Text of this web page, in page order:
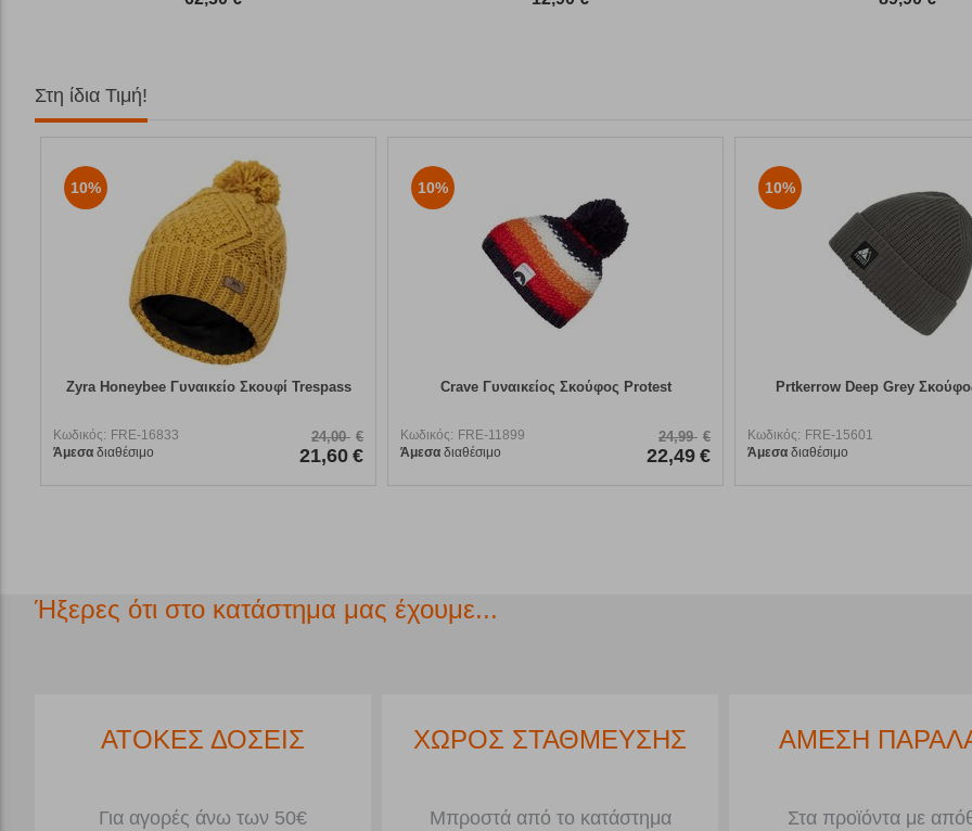
Στη ίδια Τιμή!
10%
Zyra Honeybee Γυναικείο Σκουφί Trespass
Κωδικός: FRE-16833
Άμεσα διαθέσιμο
24,00 €
21,60 €
10%
Crave Γυναικείος Σκούφος Protest
Κωδικός: FRE-11899
Άμεσα διαθέσιμο
24,99 €
22,49 €
10%
Prtkerrow Deep Grey
Κωδικός: FRE-15601
Άμεσα διαθέσιμο
Ήξερες ότι στο κατάστημα μας έχουμε...
ΑΤΟΚΕΣ ΔΟΣΕΙΣ
Για αγορές άνω των 50€
ΧΩΡΟΣ ΣΤΑΘΜΕΥΣΗΣ
Μπροστά από το κατάστημα
ΑΜΕΣΗ
Στα προϊόντα με